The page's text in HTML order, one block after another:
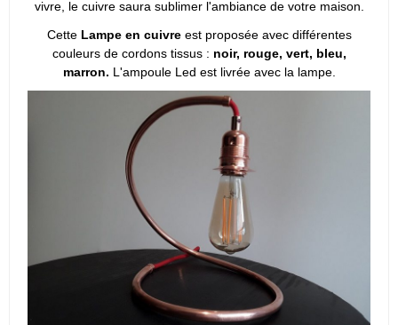
vivre, le cuivre saura sublimer l'ambiance de votre maison.
Cette Lampe en cuivreest proposée avec différentes
couleurs de cordons tissus : noir, rouge, vert, bleu,
marron. L'ampoule Led est livrée avec la lampe.